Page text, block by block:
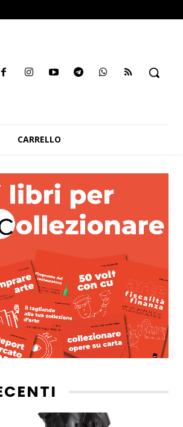
CARRELLO